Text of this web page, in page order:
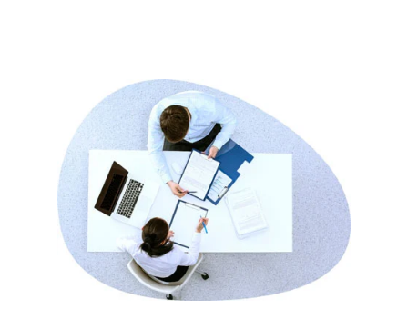
Ayuda fácil y accesible
Hablar o escribirte con uno de nuestros abogados es
totalmente
gratuito y sin compromiso.
*cada abogado te orientará y presentará un plan de acción